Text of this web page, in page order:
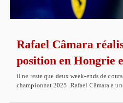
Rafael Câmara
position en Hongrie
Il ne reste que deux week-ends de
championnat 2025. Rafael Câmara a